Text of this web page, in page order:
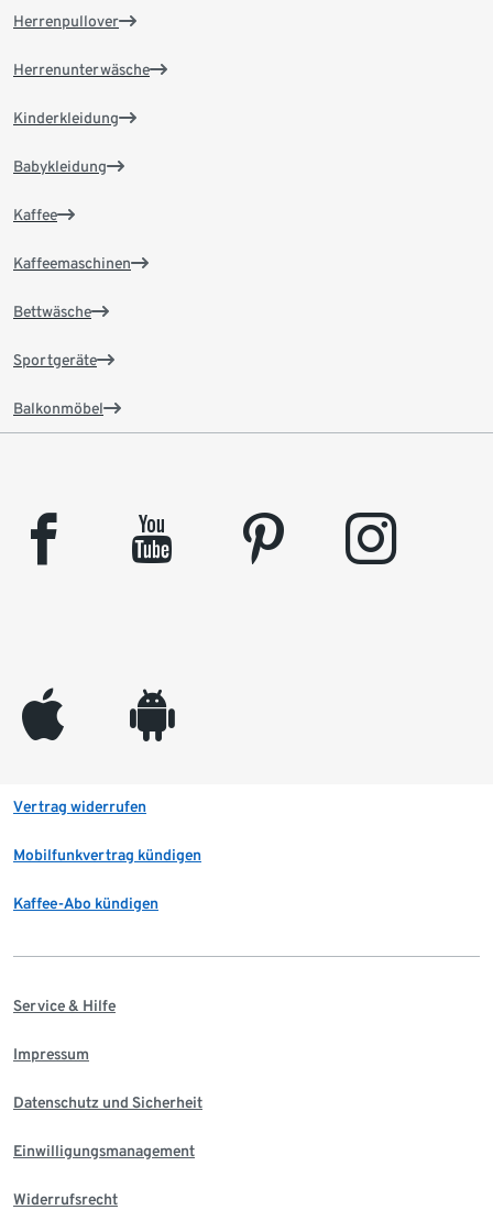
Herrenpullover
Herrenunterwäsche
Kinderkleidung
Babykleidung
Kaffee
Kaffeemaschinen
Bettwäsche
Sportgeräte
Balkonmöbel
facebook youtube pinterest instagram
appleinc android
Vertrag widerrufen
Mobilfunkvertrag kündigen
Kaffee-Abo kündigen
Service & Hilfe
Impressum
Datenschutz und Sicherheit
Einwilligungsmanagement
Widerrufsrecht